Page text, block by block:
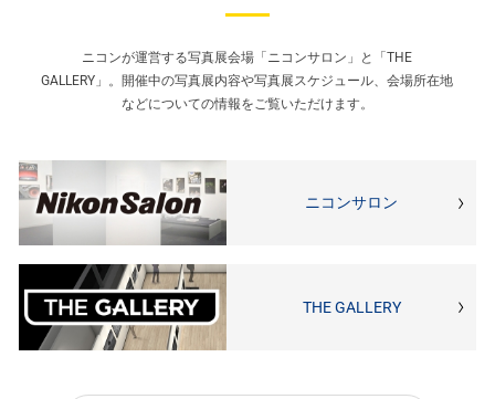
ニコンが運営する写真展会場「ニコンサロン」と「THE
GALLERY」。開催中の写真展内容や写真展スケジュール、会場所在地
などについての情報をご覧いただけます。
ニコンサロン
THE GALLERY